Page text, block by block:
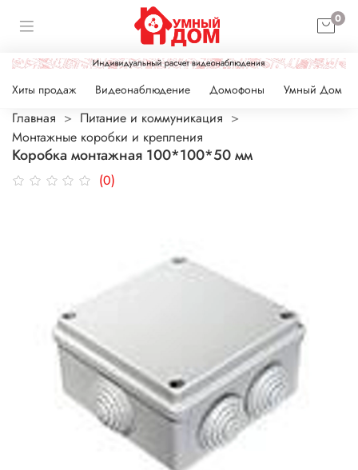
0
Хиты продаж Видеонаблюдение Домофоны Умный Дом
Главная
Питание и коммуникация
Монтажные коробки и крепления
Коробка монтажная 100*100*50 мм
(0)